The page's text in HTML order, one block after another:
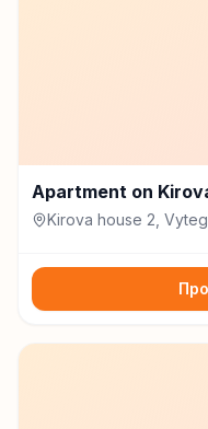
Apartment on
Kirova house 2,